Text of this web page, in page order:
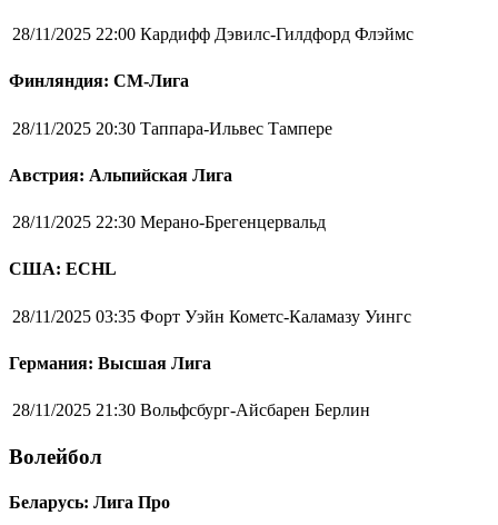
28/11/2025 22:00 Кардифф Дэвилс-Гилдфорд Флэймс
Финляндия: СМ-Лига
28/11/2025 20:30 Таппара-Ильвес Тампере
Австрия: Альпийская Лига
28/11/2025 22:30 Мерано-Брегенцервальд
США: ECHL
28/11/2025 03:35 Форт Уэйн Кометс-Каламазу Уингс
Германия: Высшая Лига
28/11/2025 21:30 Вольфсбург-Айсбарен Берлин
Волейбол
Беларусь: Лига Про